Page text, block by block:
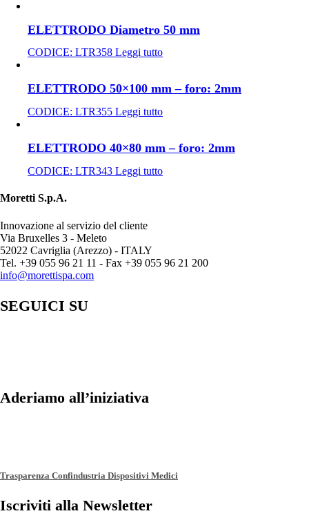
ELETTRODO Diametro 50 mm
CODICE: LTR358 Leggi tutto
ELETTRODO 50×100 mm – foro: 2mm
CODICE: LTR355 Leggi tutto
ELETTRODO 40×80 mm – foro: 2mm
CODICE: LTR343 Leggi tutto
Moretti S.p.A.
Innovazione al servizio del cliente
Via Bruxelles 3 - Meleto
52022 Cavriglia (Arezzo) - ITALY
Tel. +39 055 96 21 11 - Fax +39 055 96 21 200
info@morettispa.com
SEGUICI SU
Aderiamo all’iniziativa
Trasparenza Confindustria Dispositivi Medici
Iscriviti alla Newsletter